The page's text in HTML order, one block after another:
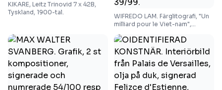
KIKARE, Leitz Trinovid 7 x 42B,
Tyskland, 1900-tal.
WIFREDO LAM. Färglitografi, "Un
milliard pour le Viet-nam",